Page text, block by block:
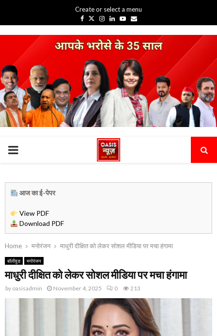
Create or select a menu
Facebook
TwitterInstagram
Linkedin
Youtube
Email
PRIMARY
Home मनोरंजन माधुरी दीक्षित को लेकर सोशल मीडिया पर मचा हंगामा
बॉलीवुड मनोरंजन
माधुरी दीक्षित को लेकर सोशल मीडिया पर मचा हंगामा
by oasisadmin November 4, 2025 0 213
आज का ई-पेपर
View PDF
Download PDF